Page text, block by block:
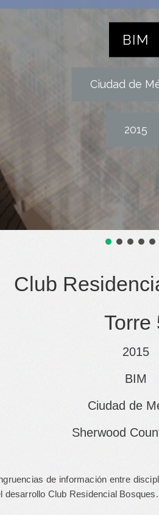
2015
Ciudad de
BIM
Club
Torre
2015
BIM
Ciudad de
Sherwood
de información entre
desarrollo Club Residencial Bosques.